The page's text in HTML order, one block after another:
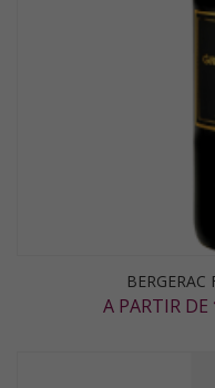
A PARTIR DE